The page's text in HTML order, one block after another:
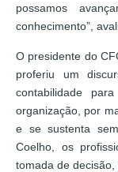
possamos
conhecimento”,
O presidente do
proferiu um
contabilidade
organização, por
e se sustenta
Coelho, os
tomada de